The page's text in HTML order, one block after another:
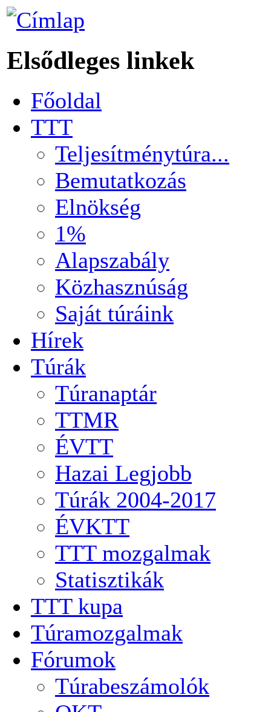
Elsődleges linkek
Főoldal
TTT
Teljesítménytúra...
Bemutatkozás
Elnökség
1%
Alapszabály
Közhasznúság
Saját túráink
Hírek
Túrák
Túranaptár
TTMR
ÉVTT
Hazai Legjobb
Túrák 2004-2017
ÉVKTT
TTT mozgalmak
Statisztikák
TTT kupa
Túramozgalmak
Fórumok
Túrabeszámolók